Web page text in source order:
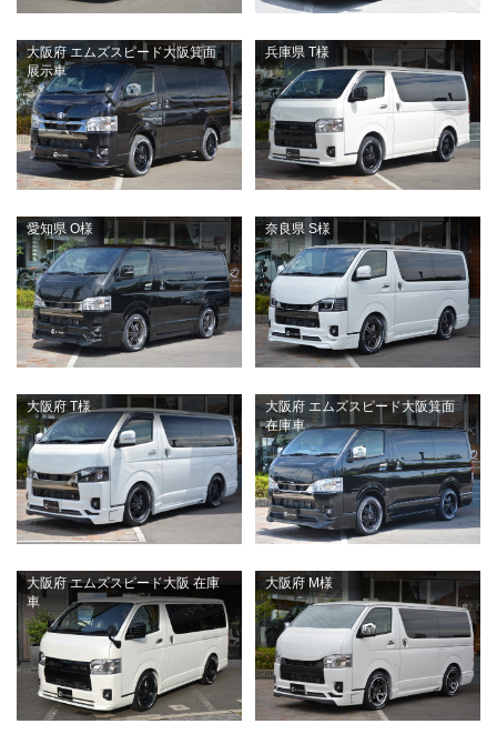
大阪府 エムズスピード大阪箕面
展示車
兵庫県 T様
愛知県 O様 奈良県 S様
大阪府 T様
大阪府 エムズスピード大阪箕面
在庫車
大阪府 エムズスピード大阪 在庫
車
大阪府 M様